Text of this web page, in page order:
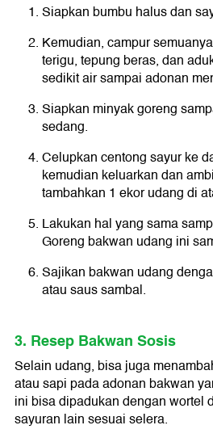
Siapkan bumbu halus dan
Kemudian, campur
terigu, tepung beras, dan
sedikit air sampai adonan
Siapkan minyak goreng
sedang.
Celupkan centong sayur ke
kemudian keluarkan dan
tambahkan 1 ekor udang di
Lakukan hal yang sama
Goreng bakwan udang ini
Sajikan bakwan udang
atau saus sambal.
3. Resep Bakwan Sosis
Selain udang, bisa juga
atau sapi pada adonan bakwan
ini bisa dipadukan dengan wortel
sayuran lain sesuai selera.